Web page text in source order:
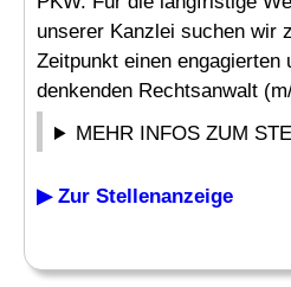
unserer Kanzlei suchen wir
Zeitpunkt einen engagierten
denkenden Rechtsanwalt
MEHR INFOS ZUM
▶ Zur Stellenanzeige